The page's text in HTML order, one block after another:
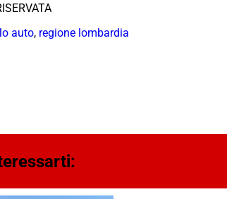
auto, regione lombardia